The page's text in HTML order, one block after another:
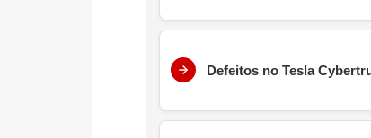
Defeitos no Tesla